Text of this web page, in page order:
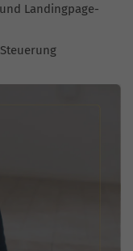
Landingpage-